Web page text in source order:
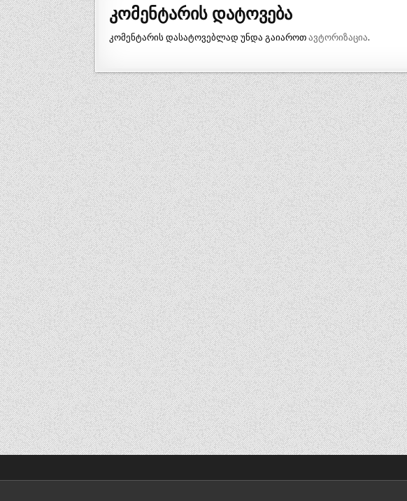
კომენტარის დატოვება
კომენტარის დასატოვებლად უნდა გაიაროთავტორიზაცია.